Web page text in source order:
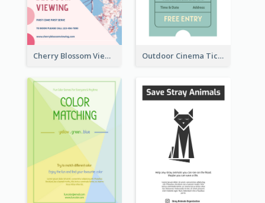
Cherry Blossom Viewing Flyer Outdoor Cinema Ticket Flyer